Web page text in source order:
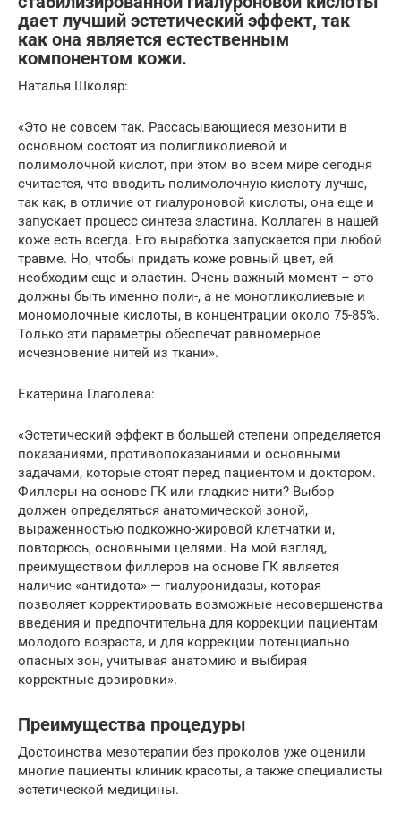
дает лучший эстетический эффект, так
как она является естественным
компонентом кожи.
Наталья Школяр:
«Это не совсем так. Рассасывающиеся мезонити в
основном состоят из полигликолиевой и
полимолочной кислот, при этом во всем мире сегодня
считается, что вводить полимолочную кислоту лучше,
так как, в отличие от гиалуроновой кислоты, она еще и
запускает процесс синтеза эластина. Коллаген в нашей
коже есть всегда. Его выработка запускается при любой
травме. Но, чтобы придать коже ровный цвет, ей
необходим еще и эластин. Очень важный момент – это
должны быть именно поли-, а не моногликолиевые и
мономолочные кислоты, в концентрации около 75-85%.
Только эти параметры обеспечат равномерное
исчезновение нитей из ткани».
Екатерина Глаголева:
«Эстетический эффект в большей степени определяется
показаниями, противопоказаниями и основными
задачами, которые стоят перед пациентом и доктором.
Филлеры на основе ГК или гладкие нити? Выбор
должен определяться анатомической зоной,
выраженностью подкожно-жировой клетчатки и,
повторюсь, основными целями. На мой взгляд,
преимуществом филлеров на основе ГК является
наличие «антидота» — гиалуронидазы, которая
позволяет корректировать возможные несовершенства
введения и предпочтительна для коррекции пациентам
молодого возраста, и для коррекции потенциально
опасных зон, учитывая анатомию и выбирая
корректные дозировки».
Преимущества процедуры
Достоинства мезотерапии без проколов уже оценили
многие пациенты клиник красоты, а также специалисты
эстетической медицины.